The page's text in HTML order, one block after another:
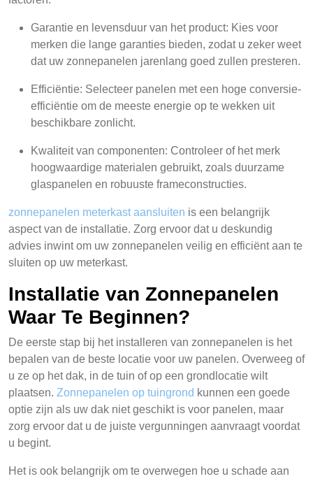
Garantie en levensduur van het product: Kies voor
merken die lange garanties bieden, zodat u zeker weet
dat uw zonnepanelen jarenlang goed zullen presteren.
Efficiëntie: Selecteer panelen met een hoge conversie-
efficiëntie om de meeste energie op te wekken uit
beschikbare zonlicht.
Kwaliteit van componenten: Controleer of het merk
hoogwaardige materialen gebruikt, zoals duurzame
glaspanelen en robuuste frameconstructies.
zonnepanelen meterkast aansluiten is een belangrijk
aspect van de installatie. Zorg ervoor dat u deskundig
advies inwint om uw zonnepanelen veilig en efficiënt aan te
sluiten op uw meterkast.
Installatie van Zonnepanelen
Waar Te Beginnen?
De eerste stap bij het installeren van zonnepanelen is het
bepalen van de beste locatie voor uw panelen. Overweeg of
u ze op het dak, in de tuin of op een grondlocatie wilt
plaatsen. Zonnepanelen op tuingrond kunnen een goede
optie zijn als uw dak niet geschikt is voor panelen, maar
zorg ervoor dat u de juiste vergunningen aanvraagt voordat
u begint.
Het is ook belangrijk om te overwegen hoe u schade aan